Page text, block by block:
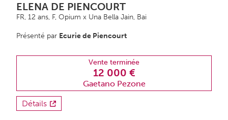
ELENA DE PIENCOURT
FR, 12 ans, F, Opium x Una Bella Jain, Bai
Présenté par Ecurie de Piencourt
Vente terminée
12 000 €
Gaetano Pezone
Détails